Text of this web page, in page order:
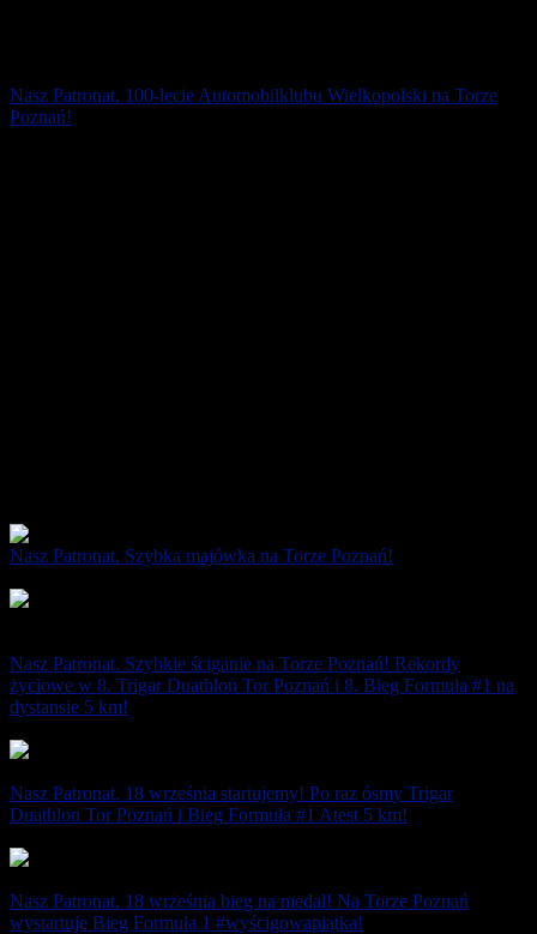
Nasz Patronat. 100-lecie Automobilklubu Wielkopolski na Torze
Poznań!
Nasz Patronat. Szybka majówka na Torze Poznań!
Nasz Patronat. Szybkie ściganie na Torze Poznań! Rekordy
życiowe w 8. Trigar Duathlon Tor Poznań i 8. Bieg Formuła #1 na
dystansie 5 km!
Nasz Patronat. 18 września startujemy! Po raz ósmy Trigar
Duathlon Tor Poznań i Bieg Formuła #1 Atest 5 km!
Nasz Patronat. 18 września bieg na medal! Na Torze Poznań
wystartuje Bieg Formuła 1 #wyścigowapiątka!